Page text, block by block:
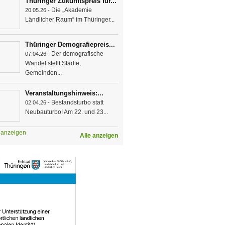
20.05.26 - Die „Akademie
Ländlicher Raum“ im Thüringer...
Thüringer Demografiepreis...
07.04.26 - Der demografische
Wandel stellt Städte,
Gemeinden...
Veranstaltungshinweis:...
02.04.26 - Bestandsturbo statt
Neubauturbo! Am 22. und 23...
Alle anzeigen